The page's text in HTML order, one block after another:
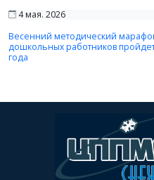
4 мая. 2026
Весенний методический
дошкольных работников
года